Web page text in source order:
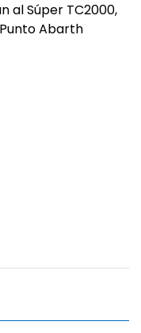
al Súper TC2000,
Abarth